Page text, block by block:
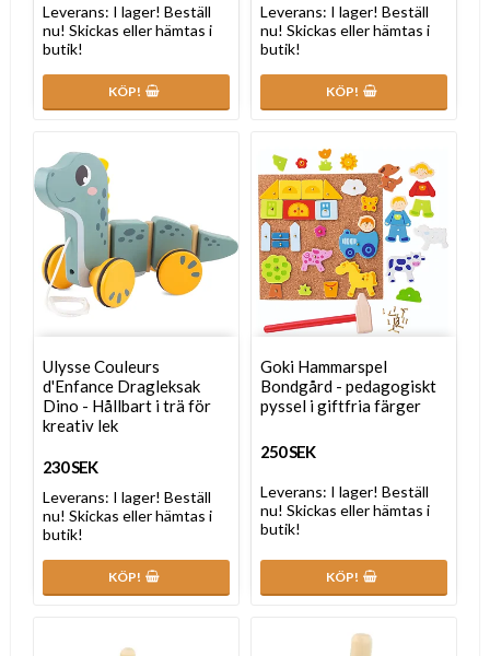
Leverans: I lager! Beställ
nu! Skickas eller hämtas i
butik!
KÖP!
Leverans: I lager! Beställ
nu! Skickas eller hämtas i
butik!
KÖP!
Ulysse Couleurs
d'Enfance Dragleksak
Dino - Hållbart i trä för
kreativ lek
230 SEK
Leverans: I lager! Beställ
nu! Skickas eller hämtas i
butik!
KÖP!
Goki Hammarspel
Bondgård - pedagogiskt
pyssel i giftfria färger
250 SEK
Leverans: I lager! Beställ
nu! Skickas eller hämtas i
butik!
KÖP!